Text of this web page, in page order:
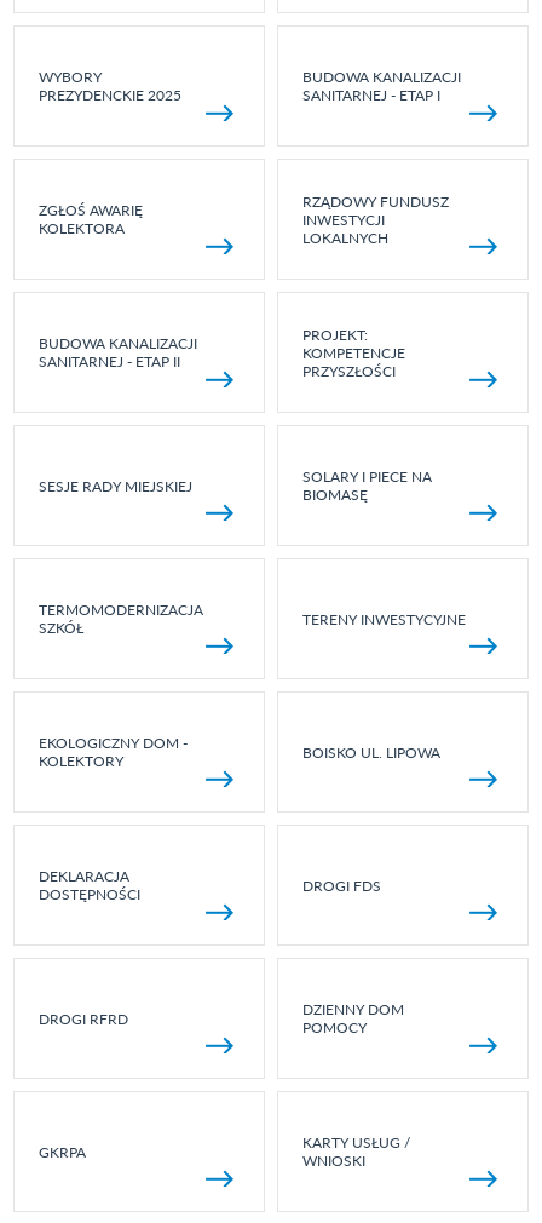
WYBORY
PREZYDENCKIE 2025
BUDOWA KANALIZACJI
SANITARNEJ - ETAP I
ZGŁOŚ AWARIĘ
KOLEKTORA
RZĄDOWY FUNDUSZ
INWESTYCJI
LOKALNYCH
BUDOWA KANALIZACJI
SANITARNEJ - ETAP II
PROJEKT:
KOMPETENCJE
PRZYSZŁOŚCI
SESJE RADY MIEJSKIEJ
SOLARY I PIECE NA
BIOMASĘ
TERMOMODERNIZACJA
SZKÓŁ
TERENY INWESTYCYJNE
EKOLOGICZNY DOM -
KOLEKTORY
BOISKO UL. LIPOWA
DEKLARACJA
DOSTĘPNOŚCI
DROGI FDS
DROGI RFRD
DZIENNY DOM
POMOCY
GKRPA
KARTY USŁUG /
WNIOSKI